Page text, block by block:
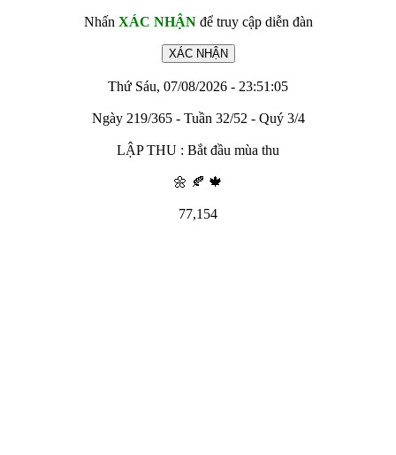
Nhấn XÁC NHẬNđể truy cập diễn đàn
Thứ Sáu, 07/08/2026 - 23:51:05
Ngày 219/365 - Tuần 32/52 - Quý 3/4
LẬP THU : Bắt đầu mùa thu
🌼 🍂 🍁
77,154